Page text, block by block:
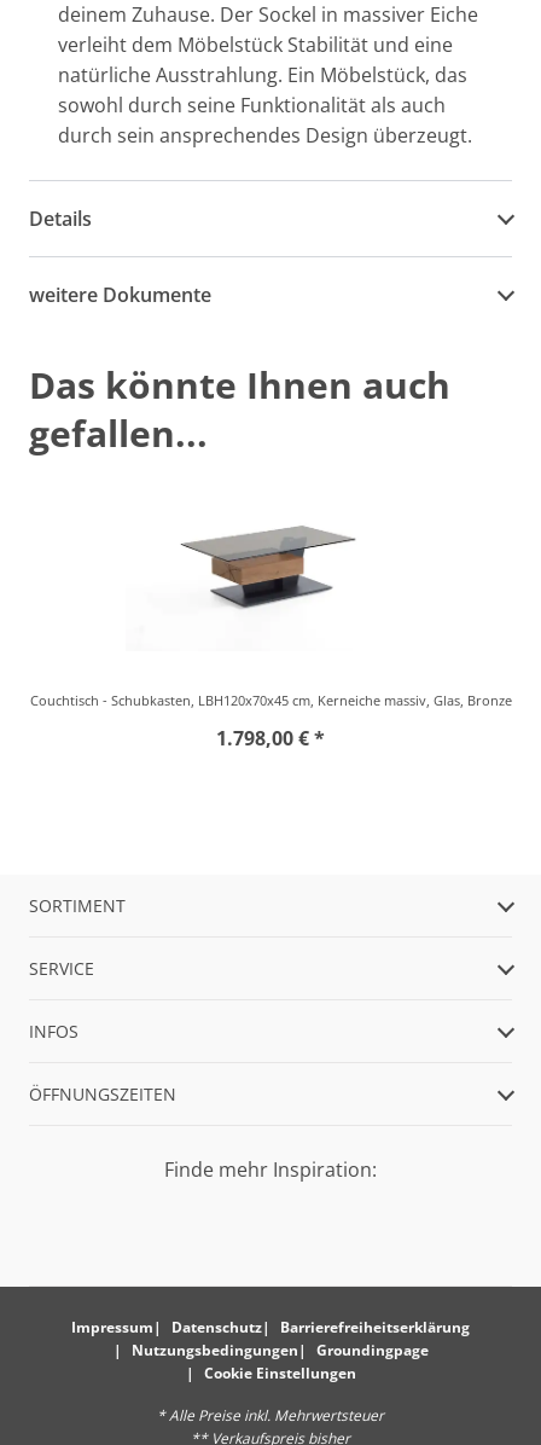
deinem Zuhause. Der Sockel in massiver Eiche
verleiht dem Möbelstück Stabilität und eine
natürliche Ausstrahlung. Ein Möbelstück, das
sowohl durch seine Funktionalität als auch
durch sein ansprechendes Design überzeugt.
Details
weitere Dokumente
Das könnte Ihnen auch
gefallen...
Couchtisch - Schubkasten, LBH120x70x45 cm, Kerneiche massiv, Glas, Bronze
1.798,00 € *
SORTIMENT
SERVICE
INFOS
ÖFFNUNGSZEITEN
Finde mehr Inspiration:
Impressum Datenschutz
Barrierefreiheitserklärung
Nutzungsbedingungen
Groundingpage
Cookie Einstellungen
* Alle Preise inkl. Mehrwertsteuer
** Verkaufspreis bisher